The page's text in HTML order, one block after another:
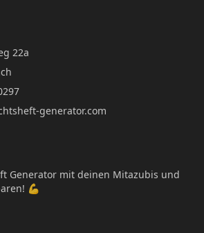
22a
generator.com
Generator mit deinen Mitazubis und
💪